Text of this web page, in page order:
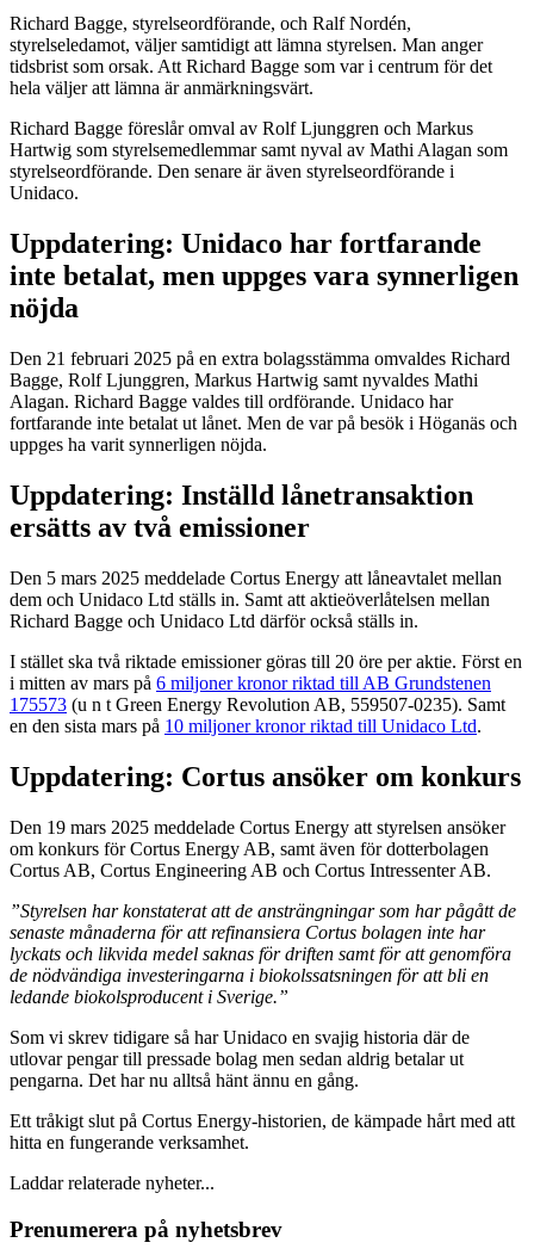
Richard Bagge, styrelseordförande, och Ralf Nordén,
styrelseledamot, väljer samtidigt att lämna styrelsen. Man anger
tidsbrist som orsak. Att Richard Bagge som var i centrum för det
hela väljer att lämna är anmärkningsvärt.
Richard Bagge föreslår omval av Rolf Ljunggren och Markus
Hartwig som styrelsemedlemmar samt nyval av Mathi Alagan som
styrelseordförande. Den senare är även styrelseordförande i
Unidaco.
Uppdatering: Unidaco har fortfarande
inte betalat, men uppges vara synnerligen
nöjda
Den 21 februari 2025 på en extra bolagsstämma omvaldes Richard
Bagge, Rolf Ljunggren, Markus Hartwig samt nyvaldes Mathi
Alagan. Richard Bagge valdes till ordförande. Unidaco har
fortfarande inte betalat ut lånet. Men de var på besök i Höganäs och
uppges ha varit synnerligen nöjda.
Uppdatering: Inställd lånetransaktion
ersätts av två emissioner
Den 5 mars 2025 meddelade Cortus Energy att låneavtalet mellan
dem och Unidaco Ltd ställs in. Samt att aktieöverlåtelsen mellan
Richard Bagge och Unidaco Ltd därför också ställs in.
I stället ska två riktade emissioner göras till 20 öre per aktie. Först en
i mitten av mars på 6 miljoner kronor riktad till AB Grundstenen
175573 (u n t Green Energy Revolution AB, 559507-0235). Samt
en den sista mars på 10 miljoner kronor riktad till Unidaco Ltd.
Uppdatering: Cortus ansöker om konkurs
Den 19 mars 2025 meddelade Cortus Energy att styrelsen ansöker
om konkurs för Cortus Energy AB, samt även för dotterbolagen
Cortus AB, Cortus Engineering AB och Cortus Intressenter AB.
”Styrelsen har konstaterat att de ansträngningar som har pågått de
senaste månaderna för att refinansiera Cortus bolagen inte har
lyckats och likvida medel saknas för driften samt för att genomföra
de nödvändiga investeringarna i biokolssatsningen för att bli en
ledande biokolsproducent i Sverige.”
Som vi skrev tidigare så har Unidaco en svajig historia där de
utlovar pengar till pressade bolag men sedan aldrig betalar ut
pengarna. Det har nu alltså hänt ännu en gång.
Ett tråkigt slut på Cortus Energy-historien, de kämpade hårt med att
hitta en fungerande verksamhet.
Laddar relaterade nyheter...
Prenumerera på nyhetsbrev